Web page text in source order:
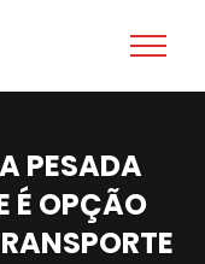
PESADA
É OPÇÃO